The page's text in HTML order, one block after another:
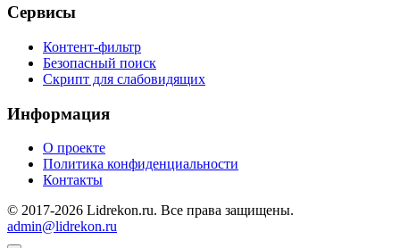
Сервисы
Контент-фильтр
Безопасный поиск
Скрипт для слабовидящих
Информация
О проекте
Политика конфиденциальности
Контакты
© 2017-2026 Lidrekon.ru. Все права защищены.
admin@lidrekon.ru